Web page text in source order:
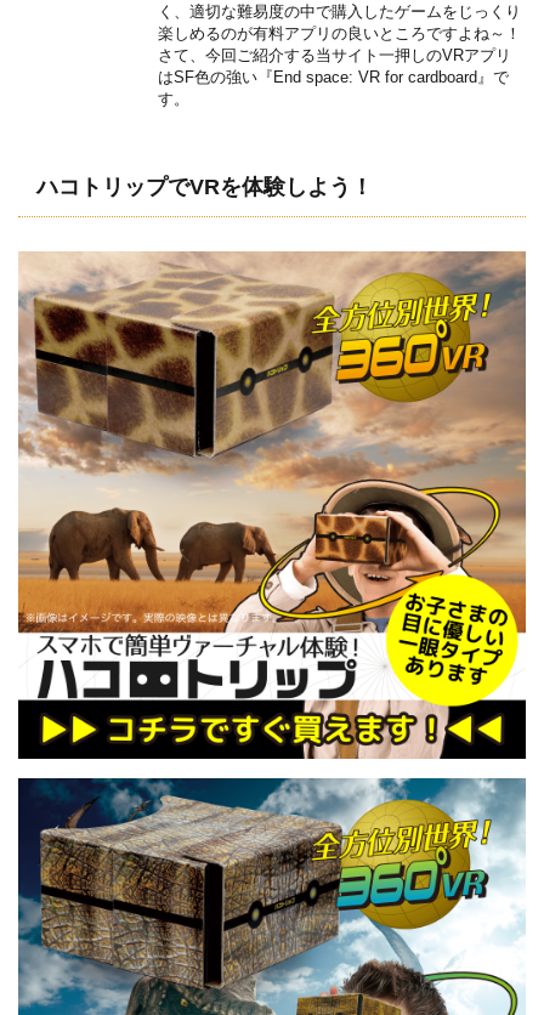
く、適切な難易度の中で購入したゲームをじっくり
楽しめるのが有料アプリの良いところですよね～！
さて、今回ご紹介する当サイト一押しのVRアプリ
はSF色の強い『End space: VR for cardboard』で
す。
ハコトリップでVRを体験しよう！